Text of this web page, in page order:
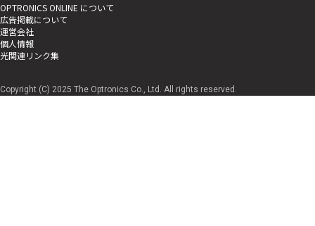
OPTRONICS ONLINE について
広告掲載について
運営会社
個人情報
光関連リンク集
Copyright (C) 2025 The Optronics Co., Ltd. All rights reserved.